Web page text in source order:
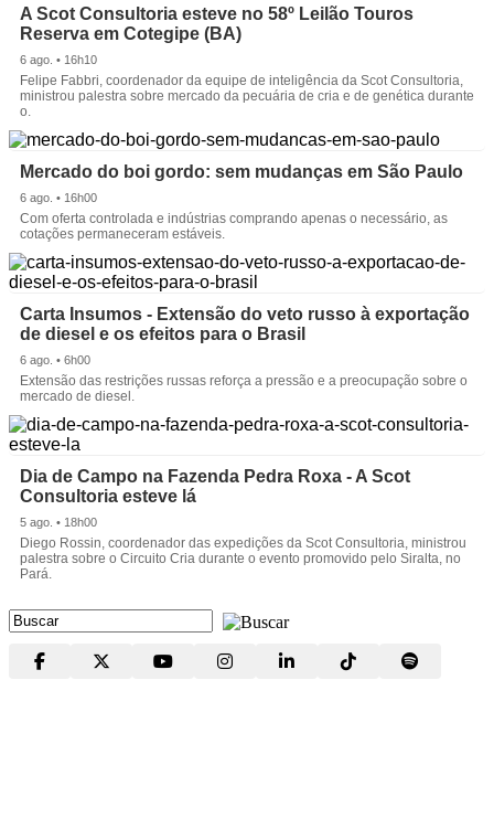
A Scot Consultoria esteve no 58º Leilão Touros
Reserva em Cotegipe (BA)
6 ago. • 16h10
Felipe Fabbri, coordenador da equipe de inteligência da Scot Consultoria,
ministrou palestra sobre mercado da pecuária de cria e de genética durante
o.
Mercado do boi gordo: sem mudanças em São Paulo
6 ago. • 16h00
Com oferta controlada e indústrias comprando apenas o necessário, as
cotações permaneceram estáveis.
Carta Insumos - Extensão do veto russo à exportação
de diesel e os efeitos para o Brasil
6 ago. • 6h00
Extensão das restrições russas reforça a pressão e a preocupação sobre o
mercado de diesel.
Dia de Campo na Fazenda Pedra Roxa - A Scot
Consultoria esteve lá
5 ago. • 18h00
Diego Rossin, coordenador das expedições da Scot Consultoria, ministrou
palestra sobre o Circuito Cria durante o evento promovido pelo Siralta, no
Pará.